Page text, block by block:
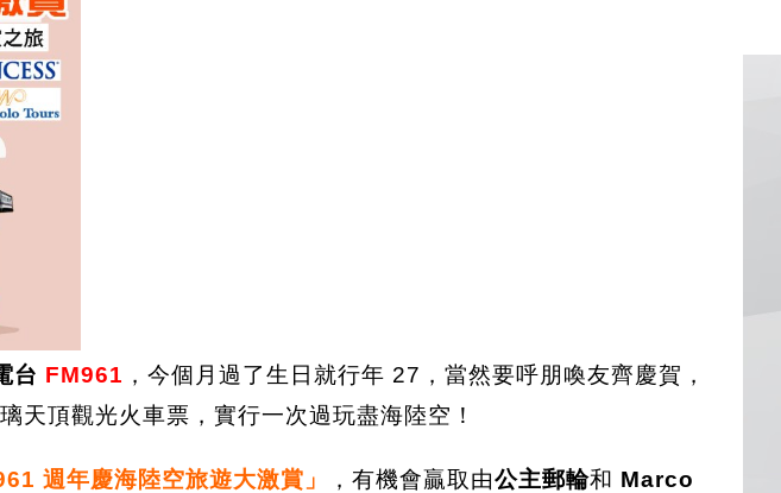
台 FM961 ，今個月過了生日就行年 27，當然要呼朋喚友齊慶賀，
天頂觀光火車票，實行一次過玩盡海陸空！
週年慶海陸空旅遊大激賞」 ，有機會贏取由公主郵輪和 Marco